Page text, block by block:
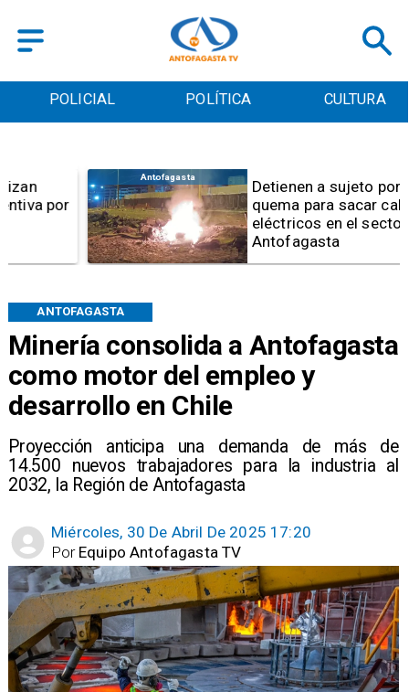
POLICIAL POLÍTICA CULTURA
Minería consolida a Antofagasta
como motor del empleo y
desarrollo en Chile
Proyección anticipa una demanda de más de
14.500 nuevos trabajadores para la industria al
2032, la Región de Antofagasta
ANTOFAGASTA
Miércoles, 30 De Abril De 2025 17:20
Equipo Antofagasta TV
Por
Detienen a sujeto por iniciar
quema para sacar cables
eléctricos en el sector norte de
Antofagasta